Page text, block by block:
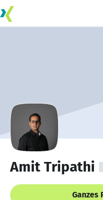
Amit Tripathi
Ganzes